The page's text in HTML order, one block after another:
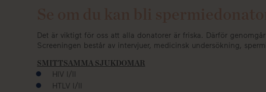
Det är viktigt för oss att alla donatorer är friska. Därför
Screeningen består av intervjuer, medicinsk undersökning,
SMITTSAMMA SJUKDOMAR
HIV I/II
HTLV I/II